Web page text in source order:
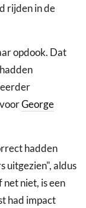
rijden in de
opdook. Dat
George
hadden
uitgezien", aldus
niet, is een
had impact